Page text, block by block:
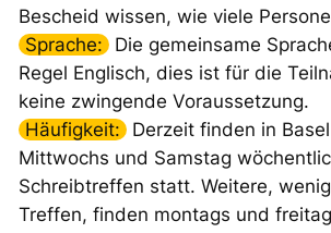
Bescheid wissen, wie viele
Sprache: Die gemeinsame
Regel Englisch, dies ist für die
keine zwingende Voraussetzung.
Häufigkeit: Derzeit finden in
Mittwochs und Samstag
Schreibtreffen statt. Weitere,
Treffen, finden montags und